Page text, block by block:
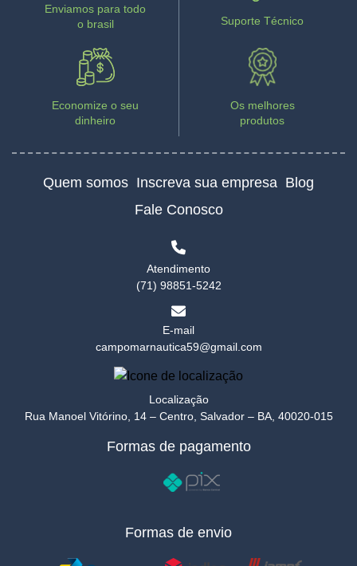
Enviamos para todo
o brasil
Suporte Técnico
Economize o seu
dinheiro
Os melhores
produtos
Quem somos Inscreva sua empresa Blog
Fale Conosco
Atendimento
(71) 98851-5242
E-mail
campomarnautica59@gmail.com
Localização
Rua Manoel Vitórino, 14 – Centro, Salvador – BA, 40020-015
Formas de pagamento
Formas de envio